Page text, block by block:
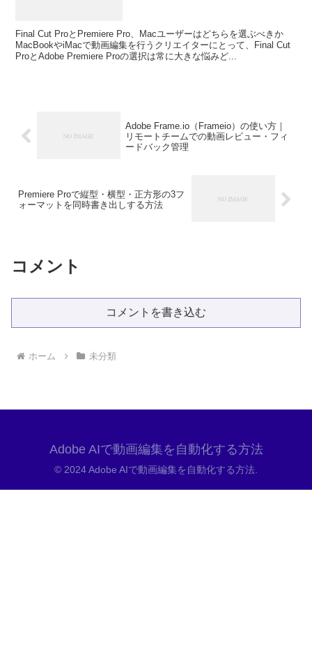
Final Cut ProとPremiere Pro、Macユーザーはどちらを選ぶべきか
MacBookやiMacで動画編集を行うクリエイターにとって、Final Cut
ProとAdobe Premiere Proの選択は常に大きな悩みど...
Adobe Frame.io（Frameio）の使い方｜
リモートチームでの動画レビュー・フィ
ードバック管理
Premiere Proで縦型・横型・正方形の3フ
ォーマットを同時書き出しする方法
コメント
コメントを書き込む
ホーム 未分類
Adobe AIで動画編集を自動化する方法
© 2024 Adobe AIで動画編集を自動化する方法.